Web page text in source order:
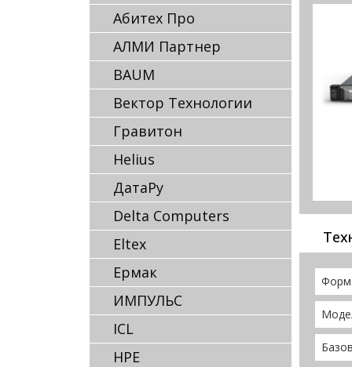
Абитех Про
АЛМИ Партнер
BAUM
Вектор Технологии
Гравитон
Helius
ДатаРу
Delta Computers
Eltex
Ермак
ИМПУЛЬС
ICL
HPE